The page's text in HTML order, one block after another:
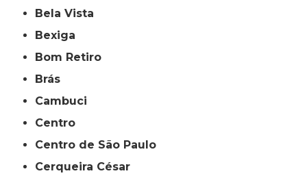
Bela Vista
Bexiga
Bom Retiro
Brás
Cambuci
Centro
Centro de São Paulo
Cerqueira César